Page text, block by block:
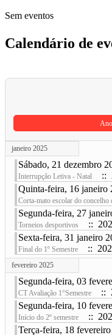
Sem eventos
Calendário de
janeiro 2025
Sábado, 21 dezembro
Interrupção Letiva - Natal
::
Quinta-feira, 16 janeiro
Corta-mato escolar do concelho
Segunda-feira, 27
Torneios desportivos
::
Sexta-feira, 31 janeiro
Final do 1º Semestre ::
fevereiro 2025
Segunda-feira, 03
CT Avaliação 1°Semestre
::
Segunda-feira, 10
Início do 2º semestre
::
Terça-feira, 18